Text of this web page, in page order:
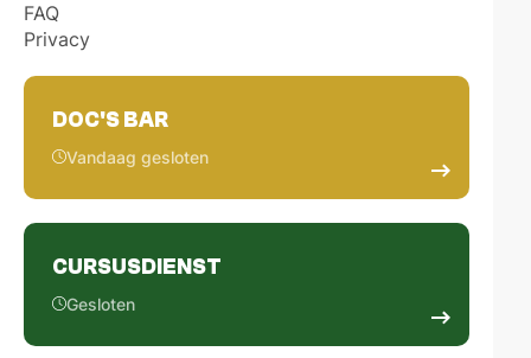
FAQ
Privacy
DOC'S BAR
Vandaag gesloten
CURSUSDIENST
Gesloten